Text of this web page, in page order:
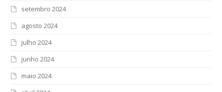
setembro 2024
agosto 2024
julho 2024
junho 2024
maio 2024